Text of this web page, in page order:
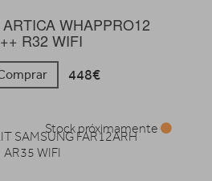
WHAPPRO12
R32 WIFI
448€
Stock próximamente